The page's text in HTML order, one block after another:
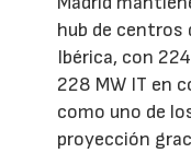
hub de centros
Ibérica, con
228 MW IT en
como uno de
proyección